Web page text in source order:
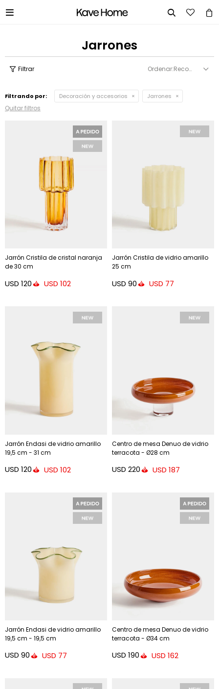
 
Jarrones
Recomendados
Filtrando por: Decoración y accesorios Jarrones
Quitar filtros
Jarrón Cristila de cristal naranja
de 30 cm
USD 120 USD 102
Jarrón Cristila de vidrio amarillo
25 cm
USD 90 USD 77
Jarrón Endasi de vidrio amarillo
19,5 cm - 31 cm
USD 120 USD 102
Centro de mesa Denuo de vidrio
terracota - Ø28 cm
USD 220 USD 187
Jarrón Endasi de vidrio amarillo
19,5 cm - 19,5 cm
USD 90 USD 77
Centro de mesa Denuo de vidrio
terracota - Ø34 cm
USD 190 USD 162